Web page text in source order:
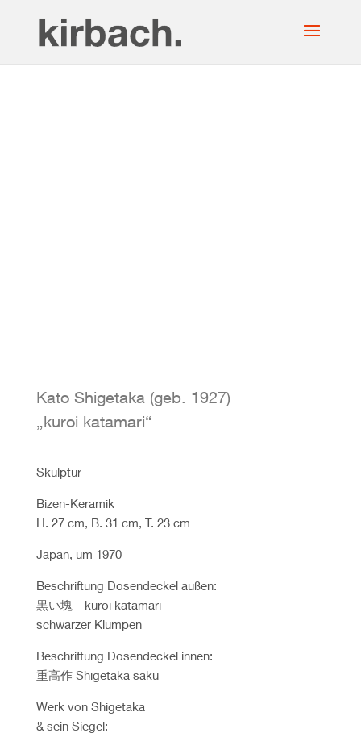
Kato Shigetaka (geb. 1927)
„kuroi katamari“
Skulptur
Bizen-Keramik
H. 27 cm, B. 31 cm, T. 23 cm
Japan, um 1970
Beschriftung Dosendeckel außen:
黒い塊 kuroi katamari
schwarzer Klumpen
Beschriftung Dosendeckel innen:
重高作Shigetaka saku
Werk von Shigetaka
& sein Siegel: